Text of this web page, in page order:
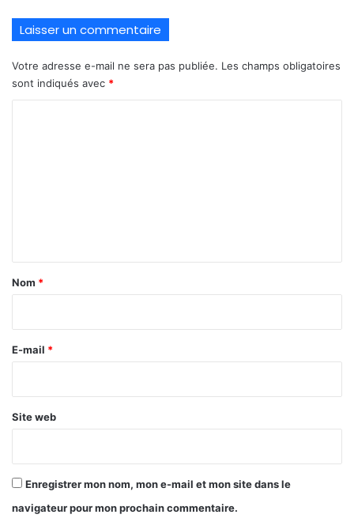
Laisser un commentaire
Votre adresse e-mail ne sera pas publiée. Les champs obligatoires
sont indiqués avec *
a
e
Nom *
E-mail *
Site web
Enregistrer mon nom, mon e-mail et mon site dans le
navigateur pour mon prochain commentaire.